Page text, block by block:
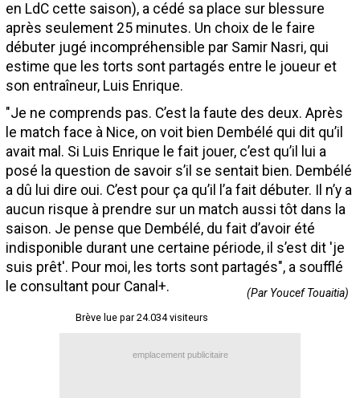
en LdC cette saison), a cédé sa place sur blessure
après seulement 25 minutes. Un choix de le faire
débuter jugé incompréhensible par Samir Nasri, qui
estime que les torts sont partagés entre le joueur et
son entraîneur, Luis Enrique.
"Je ne comprends pas. C’est la faute des deux. Après
le match face à Nice, on voit bien Dembélé qui dit qu’il
avait mal. Si Luis Enrique le fait jouer, c’est qu’il lui a
posé la question de savoir s’il se sentait bien. Dembélé
a dû lui dire oui. C’est pour ça qu’il l’a fait débuter. Il n’y a
aucun risque à prendre sur un match aussi tôt dans la
saison. Je pense que Dembélé, du fait d’avoir été
indisponible durant une certaine période, il s’est dit 'je
suis prêt'. Pour moi, les torts sont partagés", a soufflé
le consultant pour Canal+.
(Par Youcef Touaitia)
Brève lue par 24.034 visiteurs
emplacement publicitaire
Programme TV foot
Vidéos
Sondages
Tableau transferts L1
Taille de la police
Paramètrages / Options
Contact / Signaler un bug
Recrutement Maxifoot
Mentions légales
site web Maxifoot.fr